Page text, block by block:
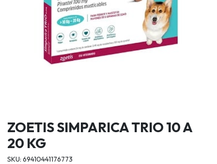
ZOETIS SIMPARICA TRIO 10 A
20 KG
SKU: 69410441176773